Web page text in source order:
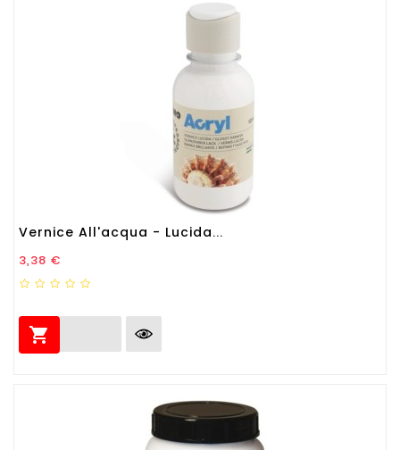
Vernice All'acqua - Lucida...
Prezzo
3,38 €
